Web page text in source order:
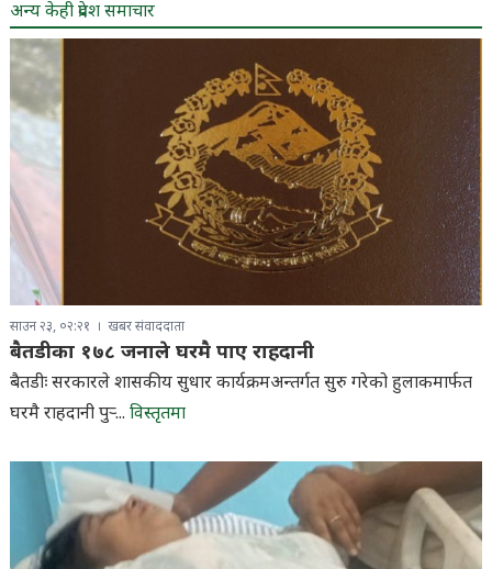
अन्य केही प्रदेश समाचार
साउन २३, ०२:२१ खबर संवाददाता
बैतडीका १७८ जनाले घरमै पाए राहदानी
बैतडीः सरकारले शासकीय सुधार कार्यक्रमअन्तर्गत सुरु गरेको हुलाकमार्फत
घरमै राहदानी पुर्‍... विस्तृतमा